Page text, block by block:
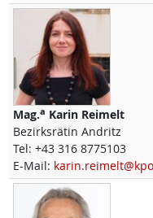
Mag.a Karin Reimelt
Bezirksrätin Andritz
Tel: +43 316 8775103
E-Mail: